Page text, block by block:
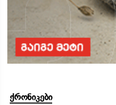
ქრონიკები